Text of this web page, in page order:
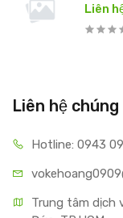
Liên
Liên hệ
Hotline: 0943
Trung tâm dịch